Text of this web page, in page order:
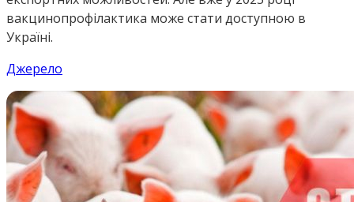
вакцинопрофілактика може стати доступною в
Україні.
Джерело